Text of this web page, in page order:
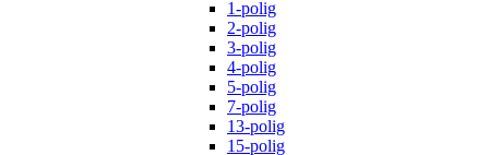
1-polig
2-polig
3-polig
4-polig
5-polig
7-polig
13-polig
15-polig